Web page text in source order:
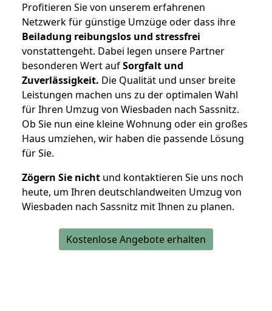
Profitieren Sie von unserem erfahrenen
Netzwerk für günstige Umzüge oder dass ihre
Beiladung reibungslos und stressfrei
vonstattengeht. Dabei legen unsere Partner
besonderen Wert aufSorgfalt und
Zuverlässigkeit. Die Qualität und unser breite
Leistungen machen uns zu der optimalen Wahl
für Ihren Umzug von Wiesbaden nach Sassnitz.
Ob Sie nun eine kleine Wohnung oder ein großes
Haus umziehen, wir haben die passende Lösung
für Sie.
Zögern Sie nicht und kontaktieren Sie uns noch
heute, um Ihren deutschlandweiten Umzug von
Wiesbaden nach Sassnitz mit Ihnen zu planen.
Kostenlose Angebote erhalten